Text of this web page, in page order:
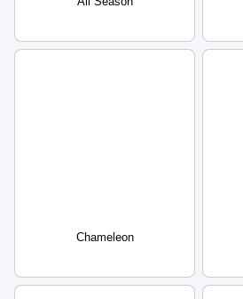
Chameleon